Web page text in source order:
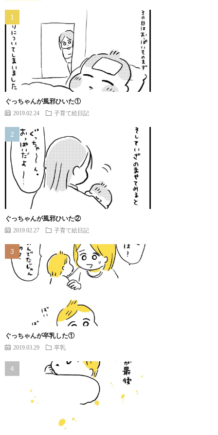
ぐっちゃんが風邪ひいた①
2019.02.24 子育て絵日記
ぐっちゃんが風邪ひいた②
2019.02.27 子育て絵日記
ぐっちゃんが卒乳した①
2019.03.29 卒乳